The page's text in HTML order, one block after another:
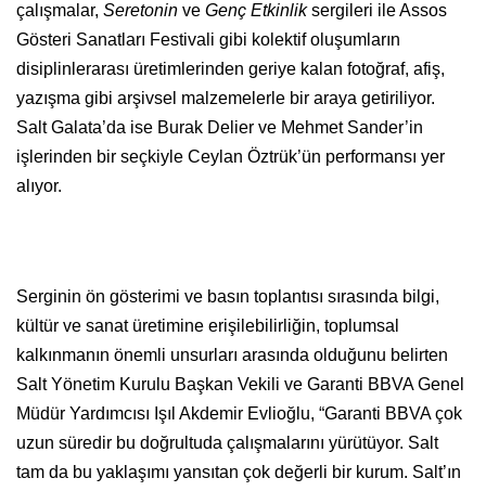
çalışmalar,Seretonin veGenç Etkinliksergileri ile Assos
Gösteri Sanatları Festivali gibi kolektif oluşumların
disiplinlerarası üretimlerinden geriye kalan fotoğraf, afiş,
yazışma gibi arşivsel malzemelerle bir araya getiriliyor.
Salt Galata’da ise Burak Delier ve Mehmet Sander’in
işlerinden bir seçkiyle Ceylan Öztrük’ün performansı yer
alıyor.
Serginin ön gösterimi ve basın toplantısı sırasında bilgi,
kültür ve sanat üretimine erişilebilirliğin, toplumsal
kalkınmanın önemli unsurları arasında olduğunu belirten
Salt Yönetim Kurulu Başkan Vekili ve Garanti BBVA Genel
Müdür Yardımcısı Işıl Akdemir Evlioğlu, “Garanti BBVA çok
uzun süredir bu doğrultuda çalışmalarını yürütüyor. Salt
tam da bu yaklaşımı yansıtan çok değerli bir kurum. Salt’ın